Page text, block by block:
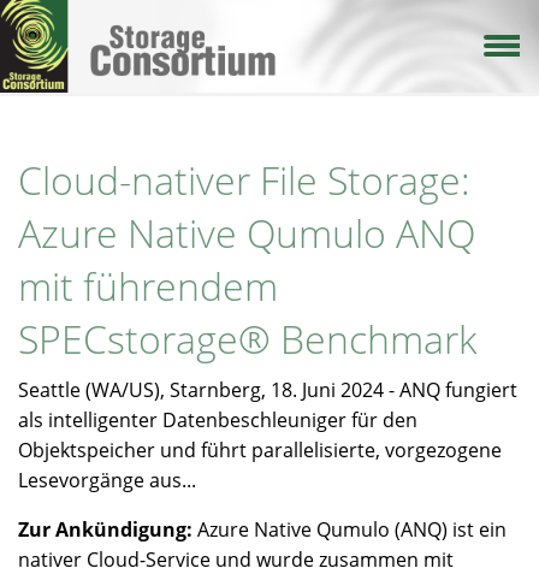
Direkt
zum
Inhalt
Cloud-nativer File Storage:
Azure Native Qumulo ANQ
mit führendem
SPECstorage® Benchmark
Seattle (WA/US), Starnberg, 18. Juni 2024 - ANQ fungiert
als intelligenter Datenbeschleuniger für den
Objektspeicher und führt parallelisierte, vorgezogene
Lesevorgänge aus...
Zur Ankündigung: Azure Native Qumulo (ANQ) ist ein
nativer Cloud-Service und wurde zusammen mit